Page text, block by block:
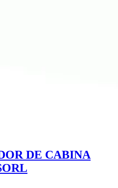
DE CABINA